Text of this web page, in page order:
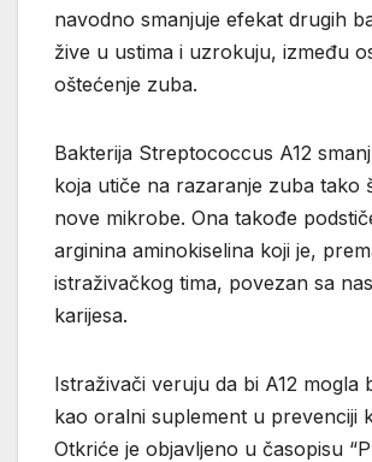
navodno smanjuje efekat drugih
žive u ustima i uzrokuju, između
oštećenje zuba.
Bakterija Streptococcus A12
koja utiče na razaranje zuba tako
nove mikrobe. Ona takođe
arginina aminokiselina koji je,
istraživačkog tima, povezan sa
karijesa.
Istraživači veruju da bi A12 mogla
kao oralni suplement u prevenciji
Otkriće je objavljeno u časopisu